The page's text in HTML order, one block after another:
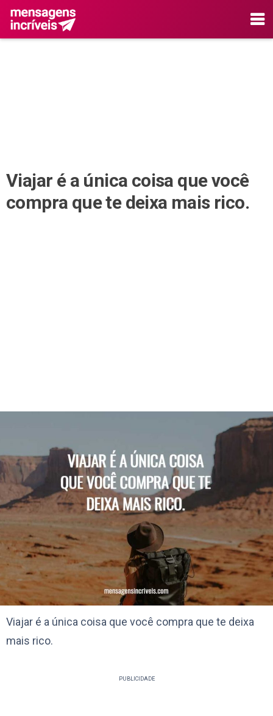
Viajar é a única coisa que você
compra que te deixa mais rico.
Viajar é a única coisa que você compra que te deixa
mais rico.
PUBLICIDADE